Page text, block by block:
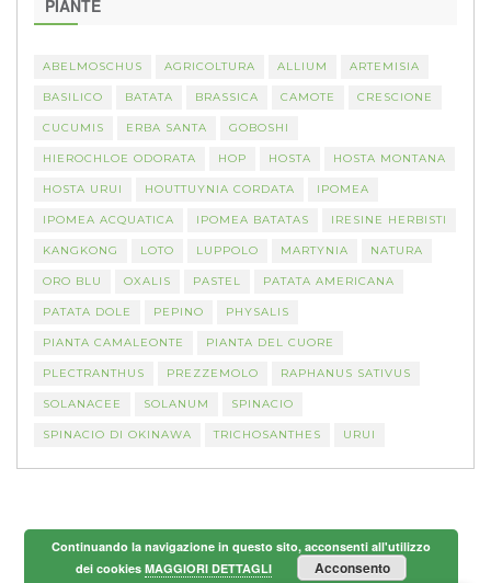
PIANTE
ABELMOSCHUS AGRICOLTURA ALLIUM ARTEMISIA
BASILICO BATATA BRASSICA CAMOTE CRESCIONE
CUCUMIS ERBA SANTA GOBOSHI
HIEROCHLOE ODORATA HOP HOSTA HOSTA MONTANA
HOSTA URUI HOUTTUYNIA CORDATA IPOMEA
IPOMEA ACQUATICA IPOMEA BATATAS IRESINE HERBISTI
KANGKONG LOTO LUPPOLO MARTYNIA NATURA
ORO BLU OXALIS PASTEL PATATA AMERICANA
PATATA DOLE PEPINO PHYSALIS
PIANTA CAMALEONTE PIANTA DEL CUORE
PLECTRANTHUS PREZZEMOLO RAPHANUS SATIVUS
SOLANACEE SOLANUM SPINACIO
SPINACIO DI OKINAWA TRICHOSANTHES URUI
Continuando la navigazione in questo sito, acconsenti all'utilizzo
dei cookiesMAGGIORI DETTAGLI Acconsento